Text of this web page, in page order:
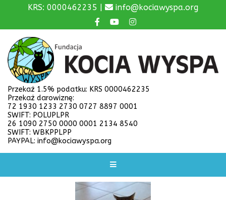
KRS: 0000462235 | info@kociawyspa.org
Przekaż 1.5% podatku: KRS 0000462235
Przekaż darowiznę:
72 1930 1233 2730 0727 8897 0001
SWIFT: POLUPLPR
26 1090 2750 0000 0001 2134 8540
SWIFT: WBKPPLPP
PAYPAL: info@kociawyspa.org